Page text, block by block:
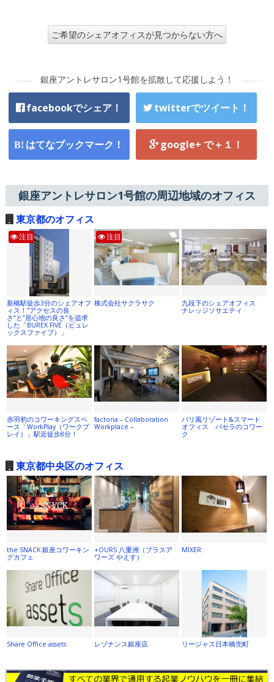
ご希望のシェアオフィスが見つからない方へ
銀座アントレサロン1号館を拡散して応援しよう！
facebookでシェア！ twitterでツイート！
はてなブックマーク！ google+ で＋１！
銀座アントレサロン1号館の周辺地域のオフィス
東京都のオフィス
注目
新橋駅徒歩3分のシェアオフ
ィス！”アクセスの良
さ”と”居心地の良さ”を追求
した「BUREX FIVE（ビュレ
ックスファイブ）」
注目
株式会社サクラサク
九段下のシェアオフィス
ナレッジソサエティ
赤羽初のコワーキングスペ
ース「WorkPlay（ワークプ
レイ）」駅近徒歩8分！
factoria – Collaboration
Workplace –
バリ風リゾート&スマート
オフィス パセラのコワー
ク
東京都中央区のオフィス
the SNACK 銀座コワーキン
グカフェ
+OURS 八重洲（プラスア
ワーズ やえす）
MIXER
Share Office assets レゾナンス銀座店 リージャス日本橋兜町